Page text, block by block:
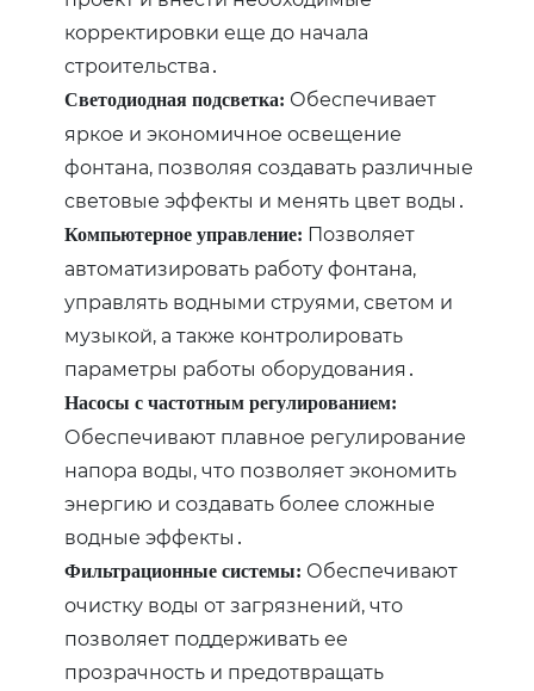
корректировки еще до начала
строительства․
Светодиодная подсветка: Обеспечивает
яркое и экономичное освещение
фонтана‚ позволяя создавать различные
световые эффекты и менять цвет воды․
Компьютерное управление: Позволяет
автоматизировать работу фонтана‚
управлять водными струями‚ светом и
музыкой‚ а также контролировать
параметры работы оборудования․
Насосы с частотным регулированием:
Обеспечивают плавное регулирование
напора воды‚ что позволяет экономить
энергию и создавать более сложные
водные эффекты․
Фильтрационные системы: Обеспечивают
очистку воды от загрязнений‚ что
позволяет поддерживать ее
прозрачность и предотвращать